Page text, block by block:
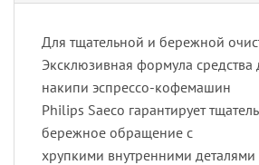
Для тщательной и бережной
Эксклюзивная формула средства
накипи эспрессо-кофемашин
Philips Saeco гарантирует
бережное обращение с
хрупкими внутренними деталями